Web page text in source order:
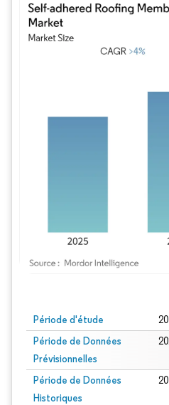
Période d'étude
Période de Données
Prévisionnelles
Période de Données
Historiques